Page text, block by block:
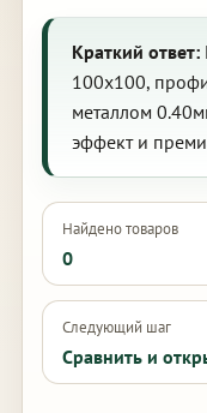
Краткий ответ:
100х100,
металлом
эффект и
Найдено товаров
0
Следующий шаг
Сравнить и